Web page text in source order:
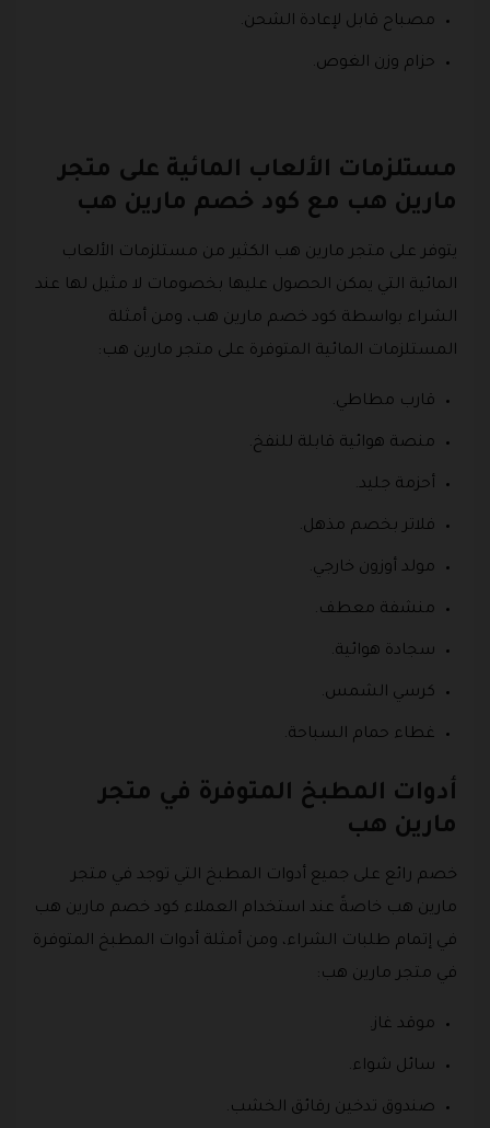
مصباح قابل لإعادة الشحن.
حزام وزن الغوص.
مستلزمات الألعاب المائية على متجر
مارين هب مع كود خصم مارين هب
يتوفر على متجر مارين هب الكثير من مستلزمات الألعاب
المائية التي يمكن الحصول عليها بخصومات لا مثيل لها عند
الشراء بواسطة كود خصم مارين هب، ومن أمثلة
المستلزمات المائية المتوفرة على متجر مارين هب:
قارب مطاطي.
منصة هوائية قابلة للنفخ.
أحزمة جليد.
فلاتر بخصم مذهل.
مولد أوزون خارجي.
منشفة معطف.
سجادة هوائية.
كرسي الشمس.
غطاء حمام السباحة.
أدوات المطبخ المتوفرة في متجر
مارين هب
خصم رائع على جميع أدوات المطبخ التي توجد في متجر
مارين هب خاصةً عند استخدام العملاء كود خصم مارين هب
في إتمام طلبات الشراء، ومن أمثلة أدوات المطبخ المتوفرة
في متجر مارين هب:
موقد غاز.
سائل شواء.
صندوق تدخين رقائق الخشب.